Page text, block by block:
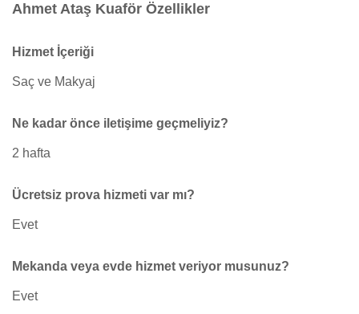
Ahmet Ataş Kuaför Özellikler
Hizmet İçeriği
Saç ve Makyaj
Ne kadar önce iletişime geçmeliyiz?
2 hafta
Ücretsiz prova hizmeti var mı?
Evet
Mekanda veya evde hizmet veriyor musunuz?
Evet